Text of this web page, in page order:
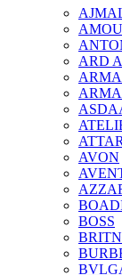
ARD
AVON
BOSS